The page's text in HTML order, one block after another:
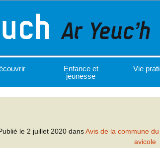
Enfance et
jeunesse
Vie
le 2 juillet 2020 dansAvis de la commune
avicole